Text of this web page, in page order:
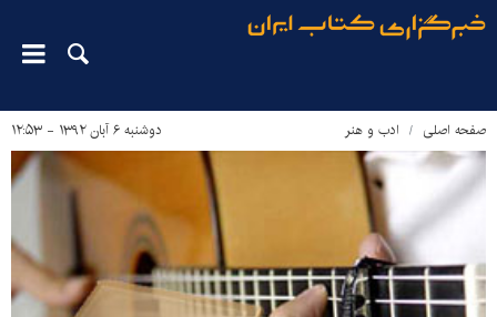
صفحه اصلی ادب و هنر دوشنبه ۶ آبان ۱۳۹۲ - ۱۲:۵۳